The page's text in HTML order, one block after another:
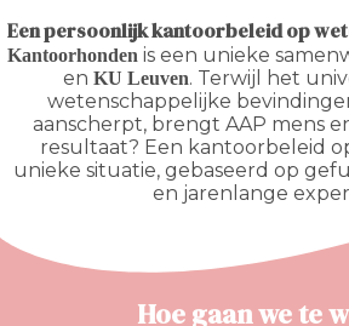
Een persoonlijk kantoorbeleid op
Kantoorhonden is een unieke
en KU Leuven. Terwijl het
wetenschappelijke
aanscherpt, brengt AAP mens
resultaat? Een kantoorbeleid
unieke situatie, gebaseerd op
en jarenlange
Hoe gaan we te